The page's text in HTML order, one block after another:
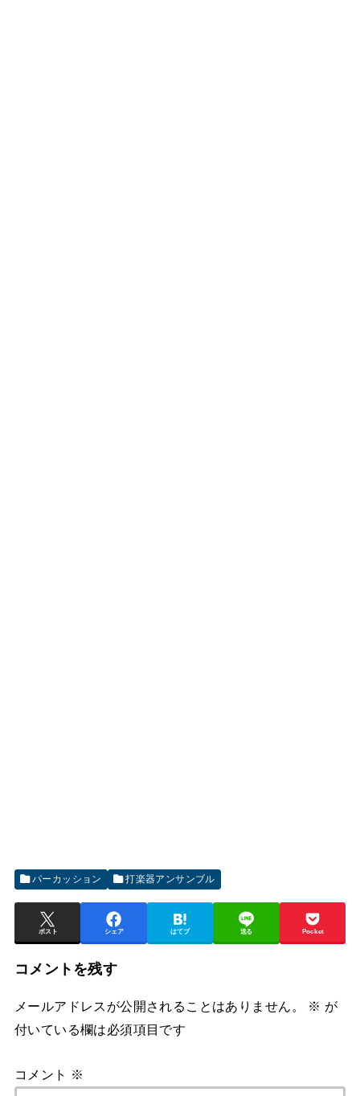
パーカッション 打楽器アンサンブル
ポスト シェア はてブ 送る Pocket
コメントを残す
メールアドレスが公開されることはありません。 ※ が
付いている欄は必須項目です
コメント ※